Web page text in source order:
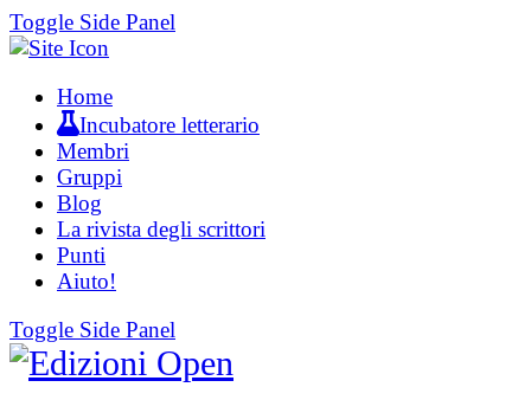
Toggle Side Panel
Home
Incubatore letterario
Membri
Gruppi
Blog
La rivista degli scrittori
Punti
Aiuto!
Toggle Side Panel